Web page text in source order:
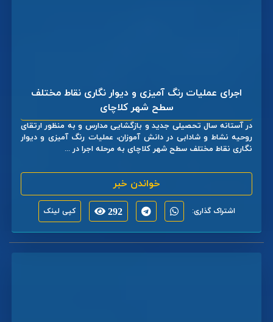
اجرای عملیات رنگ آمیزی و دیوار نگاری نقاط مختلف
سطح شهر کلاچای
در آستانه سال تحصیلی جدید و بازگشایی مدارس و به منظور ارتقای
روحیه نشاط و شادابی در دانش آموزان، عملیات رنگ آمیزی و دیوار
نگاری نقاط مختلف سطح شهر کلاچای به مرحله اجرا در ...
خواندن خبر
اشتراک گذاری: 292 کپی لینک